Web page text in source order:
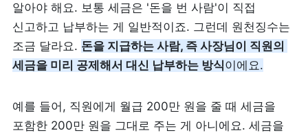
음식점
카페・베이커리
식당
술집・바
도소매
도・소매업
무인매장
알아야 해요. 보통 세금은 '돈을 번 사람'이 직접
신고하고 납부하는 게 일반적이죠. 그런데 원천징수는
조금 달라요. 돈을 지급하는 사람, 즉 사장님이 직원의
세금을 미리 공제해서 대신 납부하는 방식이에요.
예를 들어, 직원에게 월급 200만 원을 줄 때 세금을
포함한 200만 원을 그대로 주는 게 아니에요. 세금을